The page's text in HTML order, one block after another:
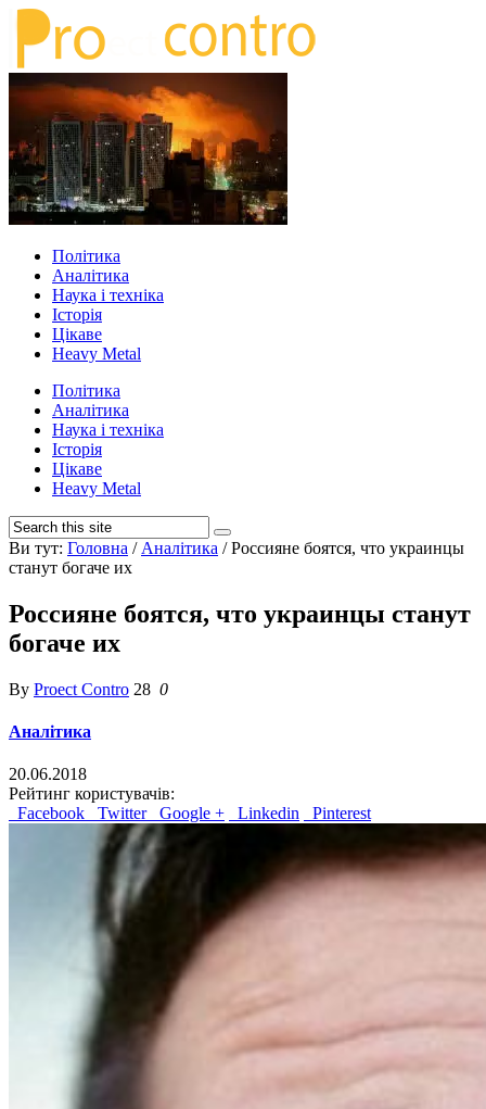
Політика
Аналітика
Наука і техніка
Історія
Цікаве
Heavy Metal
Політика
Аналітика
Наука і техніка
Історія
Цікаве
Heavy Metal
Ви тут: Головна / Аналітика /Россияне боятся, что украинцы
станут богаче их
Россияне боятся, что украинцы станут
богаче их
By Proect Contro 28 0
Аналітика
20.06.2018
Рейтинг користувачів:
Facebook
Twitter Google + Linkedin Pinterest